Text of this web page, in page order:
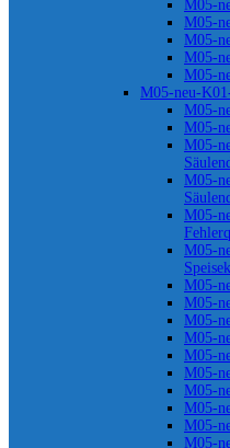
M05-
M05-
M05-
M05-
M05-
M05-neu-
M05-
M05-
M05-
M05-
M05-
M05-
M05-
M05-
M05-
M05-
M05-
M05-
M05-
M05-
M05-
M05-